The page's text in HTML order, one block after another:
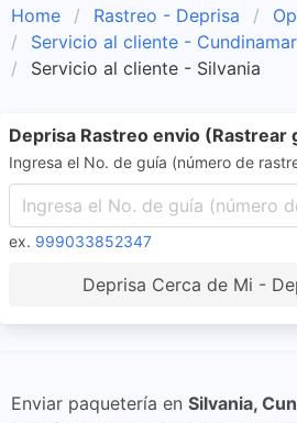
Home Rastreo - Deprisa
Servicio al cliente -
Servicio al cliente - Silvania
Deprisa Rastreo envio (Rastrear
Ingresa el No. de guía (número de
ex. 999033852347
Deprisa Cerca de Mi -
Enviar paquetería en Silvania,